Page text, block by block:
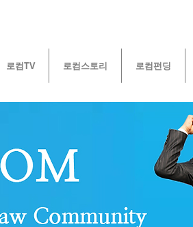
로컴TV 로컴스토리 로컴펀딩